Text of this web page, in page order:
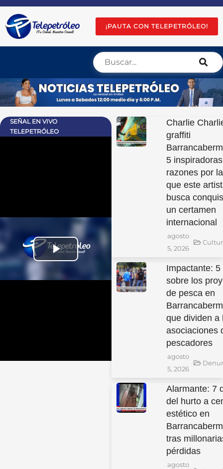
¡PAUTA CON TELEPETRÓLEO!
SEÑAL EN VIVO
TELEPETRÓLEO
Play Video
Charlie
graffiti
5 inspiradoras
razones por
que este
busca
un certamen
internacional
agosto
5, 2026
Impactante: 5
sobre los
de pesca en
que dividen a
asociaciones
pescadores
agosto
5, 2026
Alarmante: 7
del hurto a
estético en
tras
pérdidas
agosto